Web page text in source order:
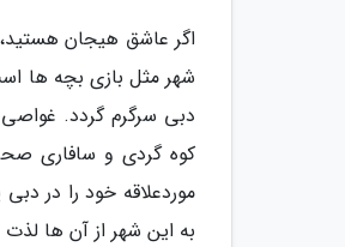
اگر عاشق هیجان
شهر مثل بازی بچه ها
دبی سرگرم گردد.
کوه گردی و سافاری
موردعلاقه خود را در
به این شهر از آن ها لذت